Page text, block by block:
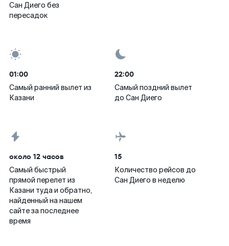
Сан Диего без
пересадок
01:00
Самый ранний вылет из
Казани
22:00
Самый поздний вылет
до Сан Диего
около 12 часов
Самый быстрый
прямой перелет из
Казани туда и обратно,
найденный на нашем
сайте за последнее
время
15
Количество рейсов до
Сан Диего в неделю